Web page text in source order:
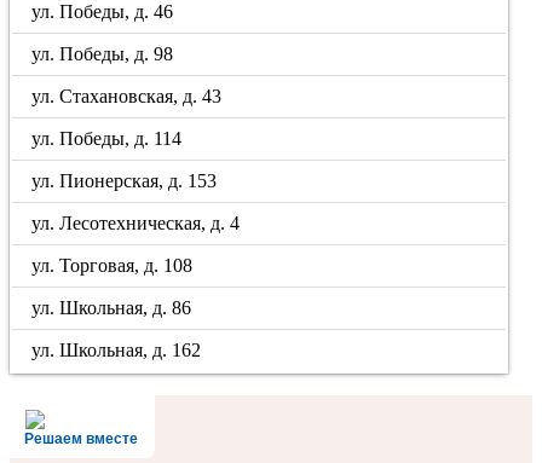
ул. Победы, д. 46
ул. Победы, д. 98
ул. Стахановская, д. 43
ул. Победы, д. 114
ул. Пионерская, д. 153
ул. Лесотехническая, д. 4
ул. Торговая, д. 108
ул. Школьная, д. 86
ул. Школьная, д. 162
Решаем вместе